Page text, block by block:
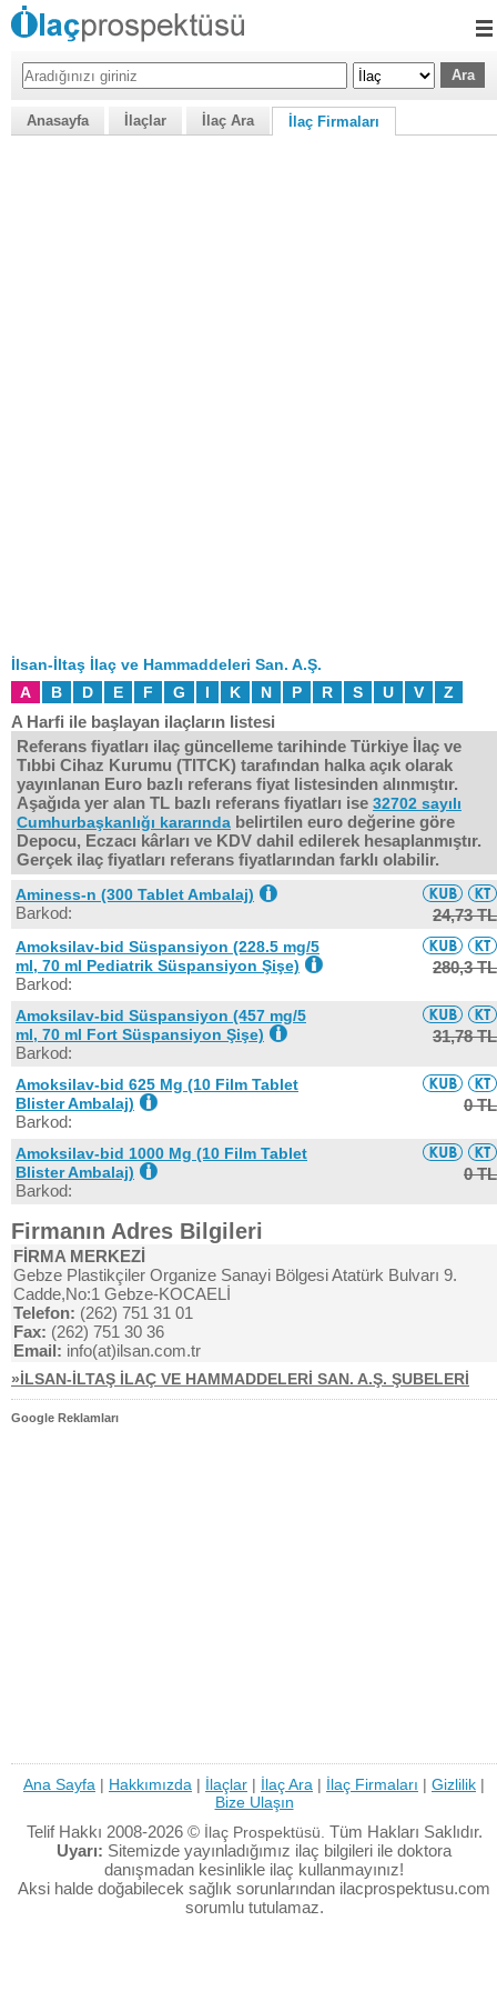
Anasayfa İlaçlar İlaç Ara İlaç Firmaları
İlsan-İltaş İlaç ve Hammaddeleri San. A.Ş.
A
B D E F G I K N P R S U V Z
A Harfi ile başlayan ilaçların listesi
Referans fiyatları ilaç güncelleme tarihinde Türkiye İlaç ve
Tıbbi Cihaz Kurumu (TITCK) tarafından halka açık olarak
yayınlanan Euro bazlı referans fiyat listesinden alınmıştır.
Aşağıda yer alan TL bazlı referans fiyatları ise 32702 sayılı
Cumhurbaşkanlığı kararında belirtilen euro değerine göre
Depocu, Eczacı kârları ve KDV dahil edilerek hesaplanmıştır.
Gerçek ilaç fiyatları referans fiyatlarından farklı olabilir.
Aminess-n (300 Tablet Ambalaj)
Barkod: 24,73 TL
Amoksilav-bid Süspansiyon (228.5 mg/5
ml, 70 ml Pediatrik Süspansiyon Şişe)
Barkod:
280,3 TL
Amoksilav-bid Süspansiyon (457 mg/5
ml, 70 ml Fort Süspansiyon Şişe)
Barkod:
31,78 TL
Amoksilav-bid 625 Mg (10 Film Tablet
Blister Ambalaj)
Barkod:
0 TL
Amoksilav-bid 1000 Mg (10 Film Tablet
Blister Ambalaj)
Barkod:
0 TL
Firmanın Adres Bilgileri
FİRMA MERKEZİ
Gebze Plastikçiler Organize Sanayi Bölgesi Atatürk Bulvarı 9.
Cadde,No:1 Gebze-KOCAELİ
Telefon: (262) 751 31 01
Fax: (262) 751 30 36
Email: info(at)ilsan.com.tr
»İLSAN-İLTAŞ İLAÇ VE HAMMADDELERİ SAN. A.Ş. ŞUBELERİ
Google Reklamları
Ana Sayfa | Hakkımızda | İlaçlar | İlaç Ara | İlaç Firmaları | Gizlilik |
Bize Ulaşın
Telif Hakkı 2008-2026 © İlaç Prospektüsü. Tüm Hakları Saklıdır.
Uyarı: Sitemizde yayınladığımız ilaç bilgileri ile doktora
danışmadan kesinlikle ilaç kullanmayınız!
Aksi halde doğabilecek sağlık sorunlarından ilacprospektusu.com
sorumlu tutulamaz.